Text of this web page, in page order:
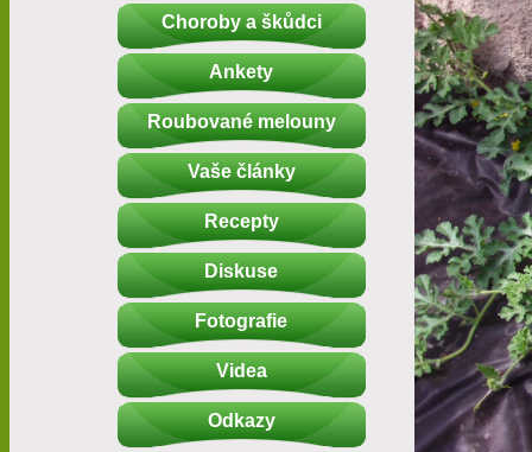
Choroby a škůdci
Ankety
Roubované melouny
Vaše články
Recepty
Diskuse
Fotografie
Videa
Odkazy